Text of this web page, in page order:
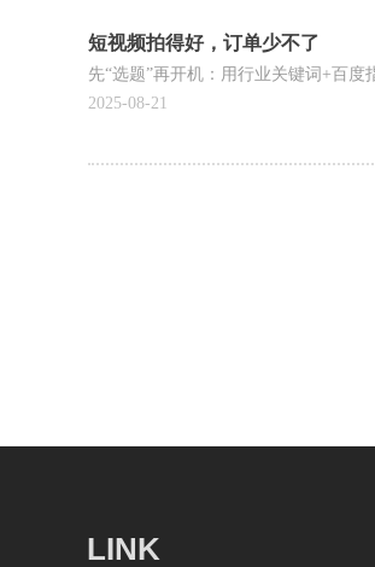
短视频拍得好，订单少不了
先“选题”再开机：用行业关键词+百
2025-08-21
LINK